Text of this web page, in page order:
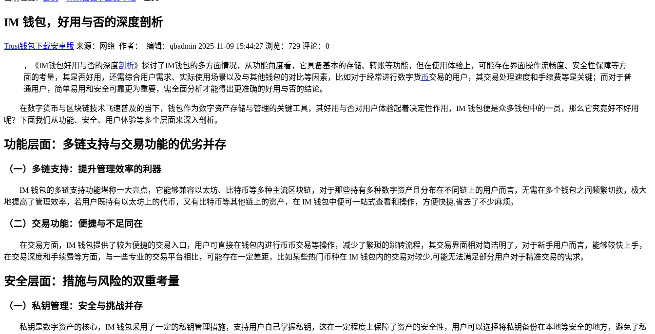
IM 钱包，好用与否的深度剖析
Trust钱包下载安卓版 来源：网络 作者： 编辑：qbadmin 2025-11-09 15:44:27 浏览：729 评论：0
，《IM钱包好用与否的深度剖析》探讨了IM钱包的多方面情况，从功能角度看，它具备基本的存储、转账等功能，但在使用体验上，可能存在界面操作流畅度、安全性保障等方
面的考量，其是否好用，还需综合用户需求、实际使用场景以及与其他钱包的对比等因素，比如对于经常进行数字货币交易的用户，其交易处理速度和手续费等是关键；而对于普
通用户，简单易用和安全可靠更为重要，需全面分析才能得出更准确的好用与否的结论。
在数字货币与区块链技术飞速普及的当下，钱包作为数字资产存储与管理的关键工具，其好用与否对用户体验起着决定性作用，IM 钱包便是众多钱包中的一员，那么它究竟好不好用
呢？下面我们从功能、安全、用户体验等多个层面来深入剖析。
功能层面：多链支持与交易功能的优劣并存
（一）多链支持：提升管理效率的利器
IM 钱包的多链支持功能堪称一大亮点，它能够兼容以太坊、比特币等多种主流区块链，对于那些持有多种数字资产且分布在不同链上的用户而言，无需在多个钱包之间频繁切换，极大
地提高了管理效率，若用户既持有以太坊上的代币，又有比特币等其他链上的资产，在 IM 钱包中便可一站式查看和操作，方便快捷,省去了不少麻烦。
（二）交易功能：便捷与不足同在
在交易方面，IM 钱包提供了较为便捷的交易入口，用户可直接在钱包内进行币币交易等操作，减少了繁琐的跳转流程，其交易界面相对简洁明了，对于新手用户而言，能够较快上手，
在交易深度和手续费等方面，与一些专业的交易平台相比，可能存在一定差距，比如某些热门币种在 IM 钱包内的交易对较少,可能无法满足部分用户对于精准交易的需求。
安全层面：措施与风险的双重考量
（一）私钥管理：安全与挑战并存
私钥是数字资产的核心，IM 钱包采用了一定的私钥管理措施，支持用户自己掌握私钥，这在一定程度上保障了资产的安全性，用户可以选择将私钥备份在本地等安全的地方，避免了私